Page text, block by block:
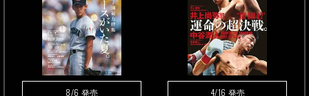
8/6 発売 4/16 発売